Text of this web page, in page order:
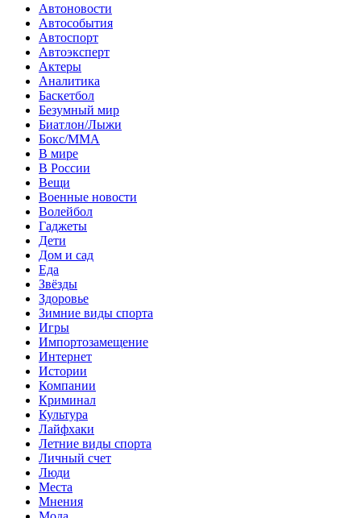
Автоновости
Автособытия
Автоспорт
Автоэксперт
Актеры
Аналитика
Баскетбол
Безумный мир
Биатлон/Лыжи
Бокс/MMA
В мире
В России
Вещи
Военные новости
Волейбол
Гаджеты
Дети
Дом и сад
Еда
Звёзды
Здоровье
Зимние виды спорта
Игры
Импортозамещение
Интернет
Истории
Компании
Криминал
Культура
Лайфхаки
Летние виды спорта
Личный счет
Люди
Места
Мнения